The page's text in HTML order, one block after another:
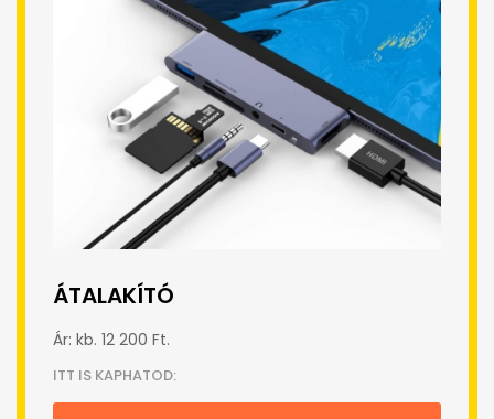
ÁTALAKÍTÓ
Ár: kb. 12 200 Ft.
ITT IS KAPHATOD: